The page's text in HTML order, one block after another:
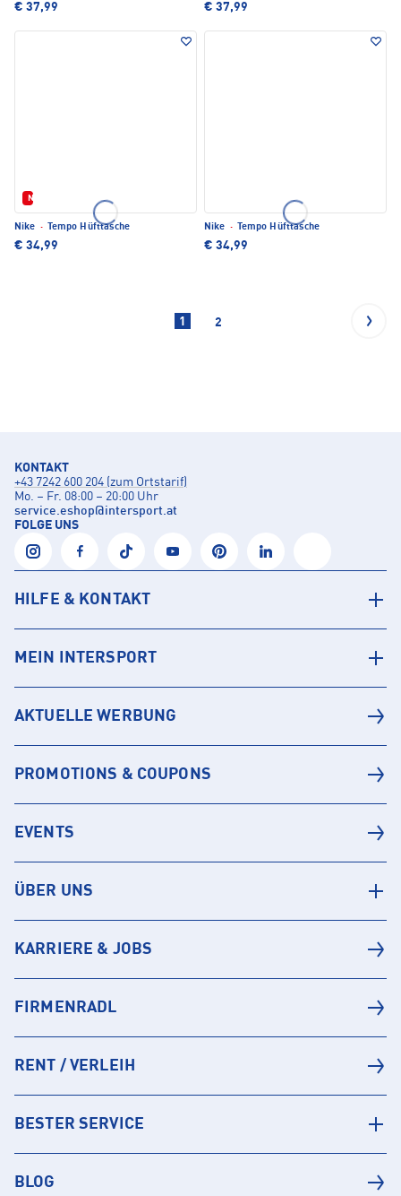
€ 37,99 € 37,99
Neu
Nike · Tempo Hüfttasche
€ 34,99
Nike · Tempo Hüfttasche
€ 34,99
1 2
KONTAKT
+43 7242 600 204 (zum Ortstarif)
Mo. – Fr. 08:00 – 20:00 Uhr
service.eshop@intersport.at
FOLGE UNS
HILFE & KONTAKT
MEIN INTERSPORT
AKTUELLE WERBUNG
PROMOTIONS & COUPONS
EVENTS
ÜBER UNS
KARRIERE & JOBS
FIRMENRADL
RENT / VERLEIH
BESTER SERVICE
BLOG